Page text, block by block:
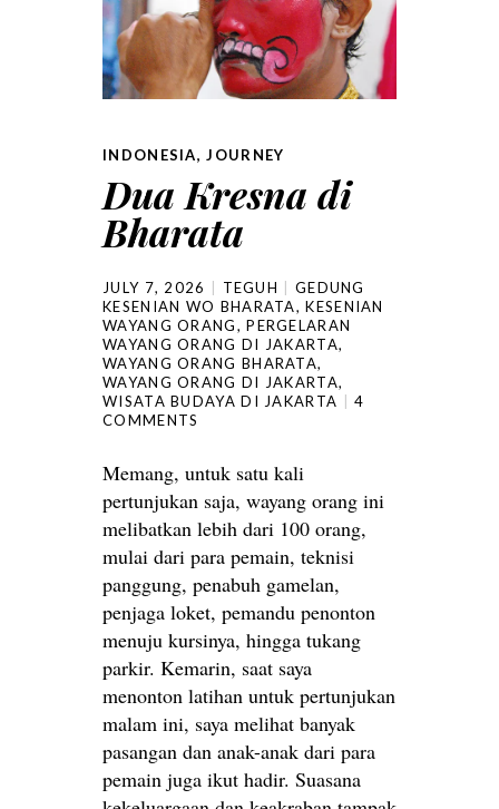
INDONESIA,JOURNEY
Dua Kresna di
Bharata
JULY 7, 2026 TEGUH
GEDUNG
KESENIAN WO BHARATA,KESENIAN
WAYANG ORANG,PERGELARAN
WAYANG ORANG DI JAKARTA,
WAYANG ORANG BHARATA,
WAYANG ORANG DI JAKARTA,
WISATA BUDAYA DI JAKARTA
4
COMMENTS
Memang, untuk satu kali
pertunjukan saja, wayang orang ini
melibatkan lebih dari 100 orang,
mulai dari para pemain, teknisi
panggung, penabuh gamelan,
penjaga loket, pemandu penonton
menuju kursinya, hingga tukang
parkir. Kemarin, saat saya
menonton latihan untuk pertunjukan
malam ini, saya melihat banyak
pasangan dan anak-anak dari para
pemain juga ikut hadir. Suasana